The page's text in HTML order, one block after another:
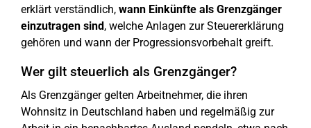
erklärt verständlich, wann Einkünfte als Grenzgänger
einzutragen sind, welche Anlagen zur Steuererklärung
gehören und wann der Progressionsvorbehalt greift.
Wer gilt steuerlich als Grenzgänger?
Als Grenzgänger gelten Arbeitnehmer, die ihren
Wohnsitz in Deutschland haben und regelmäßig zur